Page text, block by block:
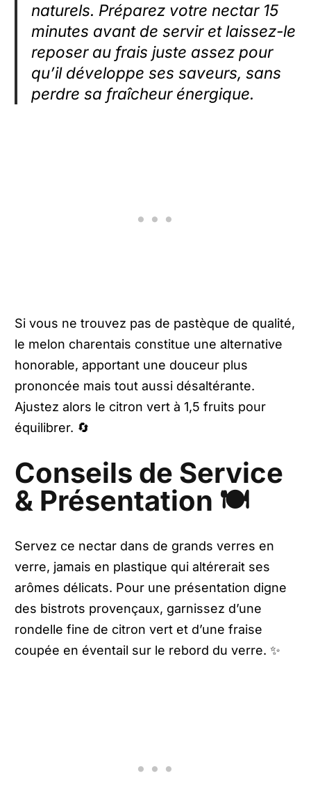
naturels. Préparez votre nectar 15
minutes avant de servir et laissez-le
reposer au frais juste assez pour
qu’il développe ses saveurs, sans
perdre sa fraîcheur énergique.
Si vous ne trouvez pas de pastèque de qualité,
le melon charentais constitue une alternative
honorable, apportant une douceur plus
prononcée mais tout aussi désaltérante.
Ajustez alors le citron vert à 1,5 fruits pour
équilibrer. 🔄
Conseils de Service
& Présentation 🍽️
Servez ce nectar dans de grands verres en
verre, jamais en plastique qui altérerait ses
arômes délicats. Pour une présentation digne
des bistrots provençaux, garnissez d’une
rondelle fine de citron vert et d’une fraise
coupée en éventail sur le rebord du verre. ✨